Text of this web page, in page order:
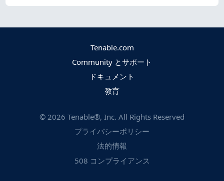
Tenable.com
Community とサポート
ドキュメント
教育
© 2026 Tenable®, Inc. All Rights Reserved
プライバシーポリシー
法的情報
508 コンプライアンス